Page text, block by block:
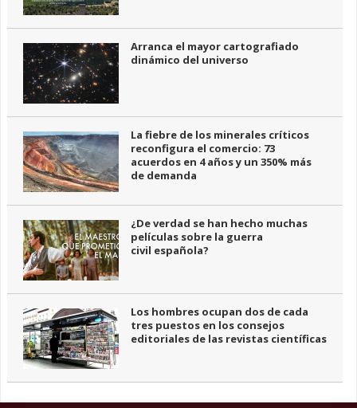
Arranca el mayor cartografiado
dinámico del universo
La fiebre de los minerales críticos
reconfigura el comercio: 73
acuerdos en 4 años y un 350% más
de demanda
¿De verdad se han hecho muchas
películas sobre la guerra
civil española?
Los hombres ocupan dos de cada
tres puestos en los consejos
editoriales de las revistas científicas